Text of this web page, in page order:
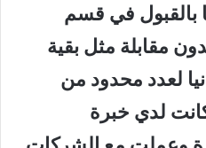
بالقبول في قسم
عام 1976 وبدون مقابلة مثل بقية
لعدد محدود من
لدي خبرة